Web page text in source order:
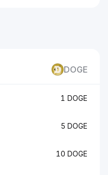
DOGE
1 DOGE
5 DOGE
10 DOGE